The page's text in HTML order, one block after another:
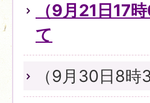
（9月21日17
て
（9月30日8